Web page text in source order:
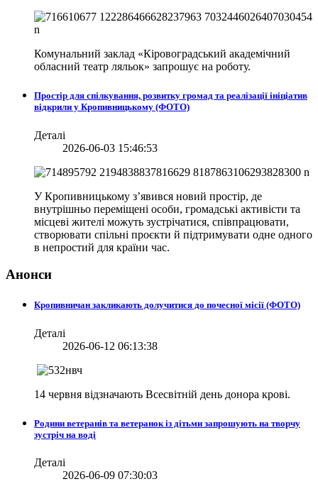
Комунальний заклад «Кіровоградський академічний
обласний театр ляльок» запрошує на роботу.
Простір для спілкування, розвитку громад та реалізації ініціатив
відкрили у Кропивницькому (ФОТО)
Деталі
2026-06-03 15:46:53
У Кропивницькому з’явився новий простір, де
внутрішньо переміщені особи, громадські активісти та
місцеві жителі можуть зустрічатися, співпрацювати,
створювати спільні проєкти й підтримувати одне одного
в непростий для країни час.
Анонси
Кропивничан закликають долучитися до почесної місії (ФОТО)
Деталі
2026-06-12 06:13:38
14 червня відзначають Всесвітній день донора крові.
Родини ветеранів та ветеранок із дітьми запрошують на творчу
зустріч на воді
Деталі
2026-06-09 07:30:03